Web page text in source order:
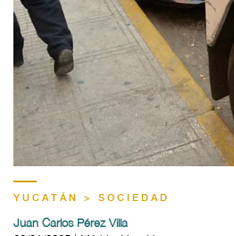
YUCATÁN > SOCIEDAD
Juan Carlos Pérez Villa